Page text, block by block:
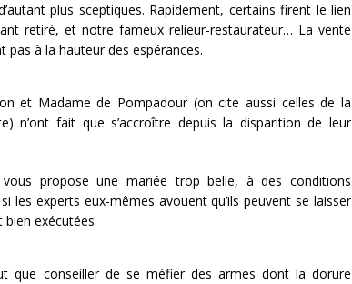
plus sceptiques. Rapidement, certains firent le lien
retiré, et notre fameux relieur-restaurateur… La vente
à la hauteur des espérances.
et Madame de Pompadour (on cite aussi celles de la
n’ont fait que s’accroître depuis la disparition de leur
propose une mariée trop belle, à des conditions
les experts eux-mêmes avouent qu’ils peuvent se laisser
bien exécutées.
que conseiller de se méfier des armes dont la dorure